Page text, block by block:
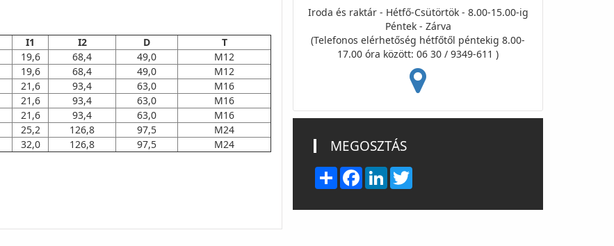
I1 I2 D
T
19,6 68,4 49,0
M12
19,6 68,4 49,0
M12
21,6 93,4 63,0
M16
21,6 93,4 63,0
M16
21,6 93,4 63,0
M16
25,2 126,8 97,5
M24
32,0 126,8 97,5
M24
Iroda és raktár - Hétfő-Csütörtök - 8.00-15.00-ig
Péntek - Zárva
(Telefonos elérhetőség hétfőtől péntekig 8.00-
17.00 óra között: 06 30 / 9349-611 )
MEGOSZTÁS
Share FacebookLinkedIn